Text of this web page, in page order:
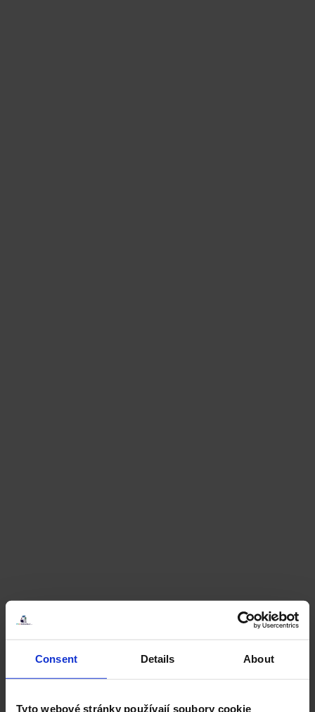
Consent Details About
Tyto webové stránky používají soubory cookie